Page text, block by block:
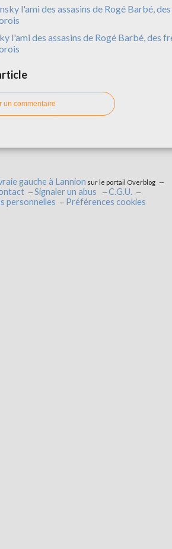
l'ami des assasins de Rogé Barbé, des
un commentaire
gauche à Lannion sur le portail Overblog
Signaler un abus
C.G.U.
personnelles
Préférences cookies